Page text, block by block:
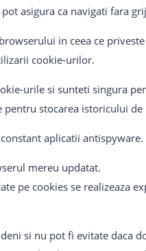
pot asigura ca navigati fara
in ceea ce
cookie-urilor.
urile si sunteti singura
stocarea istoricului de
aplicatii antispyware.
mereu updatat.
pe cookies se realizeaza
si nu pot fi evitate daca